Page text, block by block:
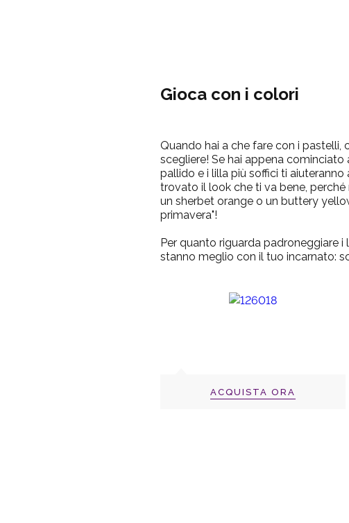
Gioca con i colori
Quando hai a che fare con i pastelli,
scegliere! Se hai appena cominciato
pallido e i lilla più soffici ti aiuteranno
trovato il look che ti va bene,
un sherbet orange o un buttery
primavera"!
Per quanto riguarda padroneggiare
stanno meglio con il tuo incarnato:
ACQUISTA ORA